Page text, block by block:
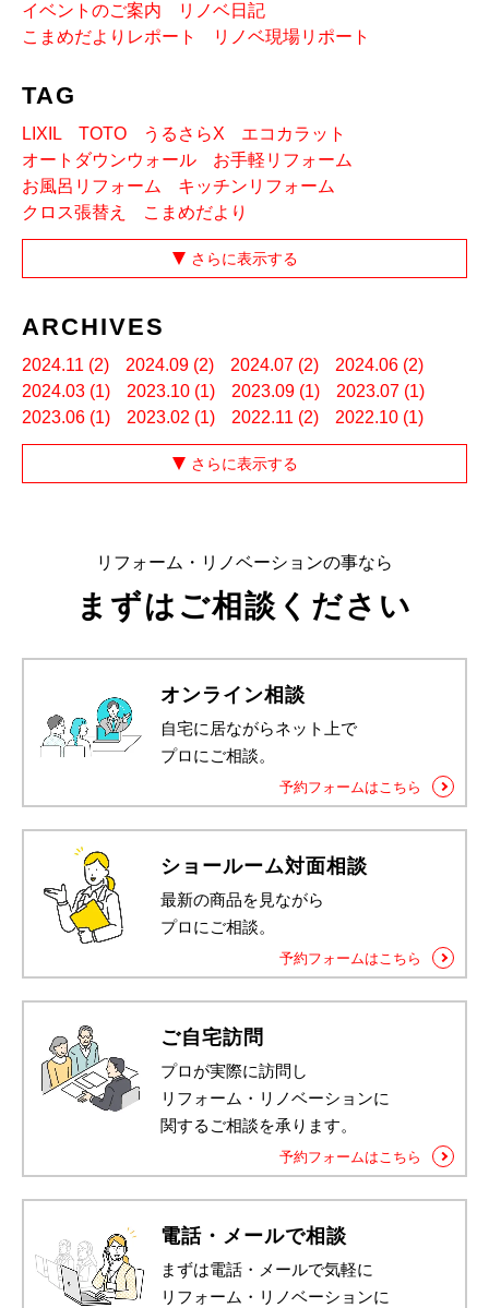
イベントのご案内
リノベ日記
こまめだよりレポート
リノベ現場リポート
TAG
LIXIL TOTO うるさらX
エコカラット
オートダウンウォール
お手軽リフォーム
お風呂リフォーム
キッチンリフォーム
クロス張替え
こまめだより
さらに表示する
ARCHIVES
2024.11 (2) 2024.09 (2) 2024.07 (2)
2024.06 (2)
2024.03 (1)
2023.10 (1) 2023.09 (1)
2023.07 (1)
2023.06 (1)
2023.02 (1) 2022.11 (2) 2022.10 (1)
さらに表示する
リフォーム・リノベーションの事なら
まずはご相談ください
オンライン相談
自宅に居ながらネット上で
プロにご相談。
予約フォームはこちら
ショールーム対面相談
最新の商品を見ながら
プロにご相談。
予約フォームはこちら
ご自宅訪問
プロが実際に訪問し
リフォーム・リノベーションに
関するご相談を承ります。
予約フォームはこちら
電話・メールで相談
まずは電話・メールで気軽に
リフォーム・リノベーションに